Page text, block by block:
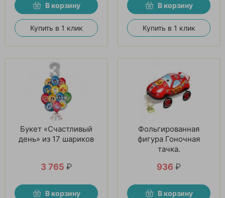
В корзину
Купить в 1 клик
В корзину
Купить в 1 клик
Букет «Счастливый
день» из 17 шариков
3 765 ₽
В корзину
Фольгированная
фигура Гоночная
тачка.
936 ₽
В корзину